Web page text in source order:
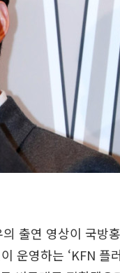
출연 영상이 국방
운영하는 ‘KFN 플